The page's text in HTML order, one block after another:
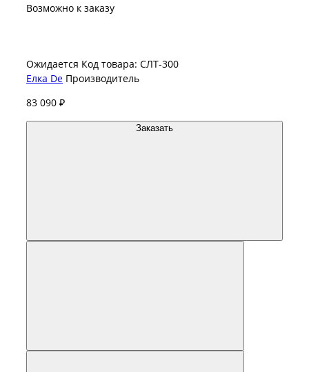
Возможно к заказу
Ожидается Код товара: СЛТ-300
Елка De Производитель
83 090 ₽
Заказать